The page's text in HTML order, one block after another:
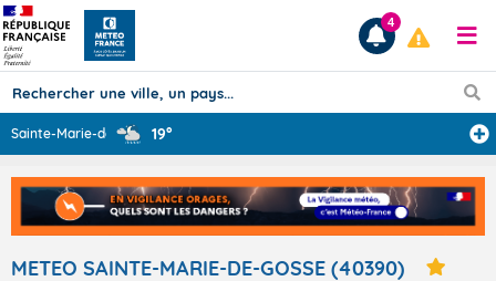
Prévisions
TOUS LES RÉSULTATS
4
Sainte-Marie-de ... 19°
METEO SAINTE-MARIE-DE-GOSSE (40390)